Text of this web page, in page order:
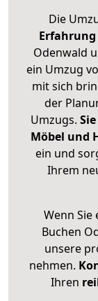
Die
Erfahrung
Odenwald
ein Umzug
mit sich
der
Umzugs.
Möbel und
ein und
Ihrem
Wenn Sie
Buchen
unsere
nehmen.
Ihren